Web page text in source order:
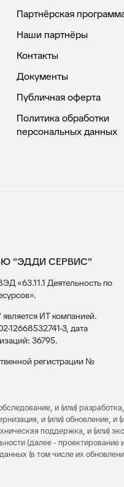
Партнёрская
Наши партнёры
Контакты
Документы
Публичная оферта
Политика обработки
персональных данных
"ЭДДИ СЕРВИС"
«63.11.1 Деятельность по
ИТ компанией.
12668532741-3, дата
36795.
регистрации №
и (или)
и (или) обновление, и
поддержка, и (или)
(далее -
(в том числе их